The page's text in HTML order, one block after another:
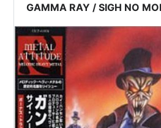
GAMMA RAY / SIGH NO